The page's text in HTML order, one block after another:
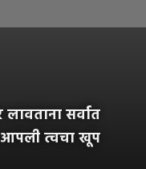
सर्वात
आपली त्वचा खूप